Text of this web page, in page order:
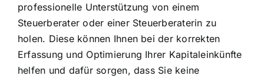
professionelle Unterstützung von einem
Steuerberater oder einer Steuerberaterin zu
holen. Diese können Ihnen bei der korrekten
Erfassung und Optimierung Ihrer Kapitaleinkünfte
helfen und dafür sorgen, dass Sie keine